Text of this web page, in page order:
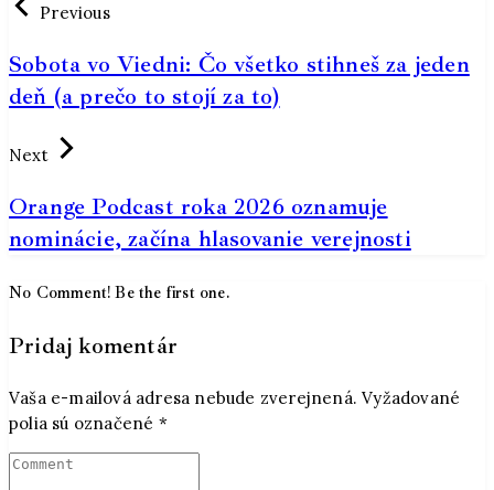
Previous
Sobota vo Viedni: Čo všetko stihneš za jeden
deň (a prečo to stojí za to)
Next
Orange Podcast roka 2026 oznamuje
nominácie, začína hlasovanie verejnosti
No Comment! Be the first one.
Pridaj komentár
Vaša e-mailová adresa nebude zverejnená. Vyžadované
polia sú označené *